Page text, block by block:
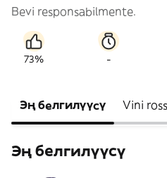
Bevi responsabilmente.
73% -
Эң белгилүүсү Vini
Эң белгилүүсү